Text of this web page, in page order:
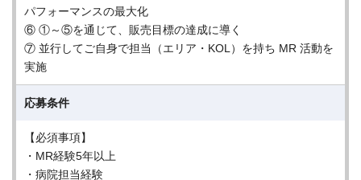
パフォーマンスの最大化
⑥ ①～⑤を通じて、販売目標の達成に導く
⑦ 並行してご自身で担当（エリア・KOL）を持ち MR 活動を
実施
応募条件
【必須事項】
・MR経験5年以上
・病院担当経験